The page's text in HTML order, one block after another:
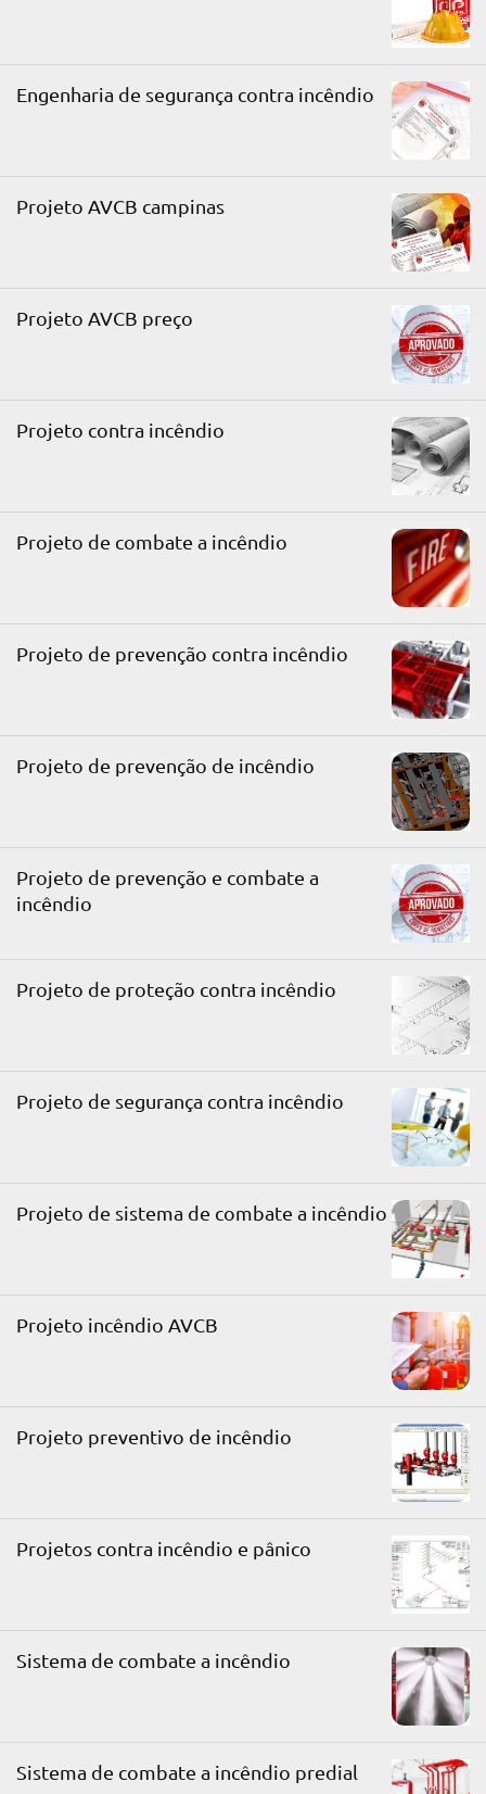
Engenharia de segurança contra incêndio
Projeto AVCB campinas
Projeto AVCB preço
Projeto contra incêndio
Projeto de combate a incêndio
Projeto de prevenção contra incêndio
Projeto de prevenção de incêndio
Projeto de prevenção e combate a
incêndio
Projeto de proteção contra incêndio
Projeto de segurança contra incêndio
Projeto de sistema de combate a incêndio
Projeto incêndio AVCB
Projeto preventivo de incêndio
Projetos contra incêndio e pânico
Sistema de combate a incêndio
Sistema de combate a incêndio predial